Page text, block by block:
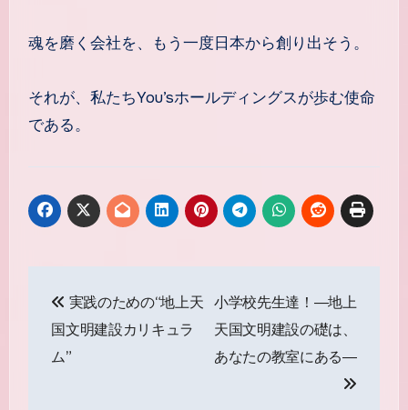
魂を磨く会社を、もう一度日本から創り出そう。
それが、私たちYou’sホールディングスが歩む使命
である。
稿
ナ
実践のための“地上天
国文明建設カリキュラ
ム”
小学校先生達！―地上
天国文明建設の礎は、
あなたの教室にある―